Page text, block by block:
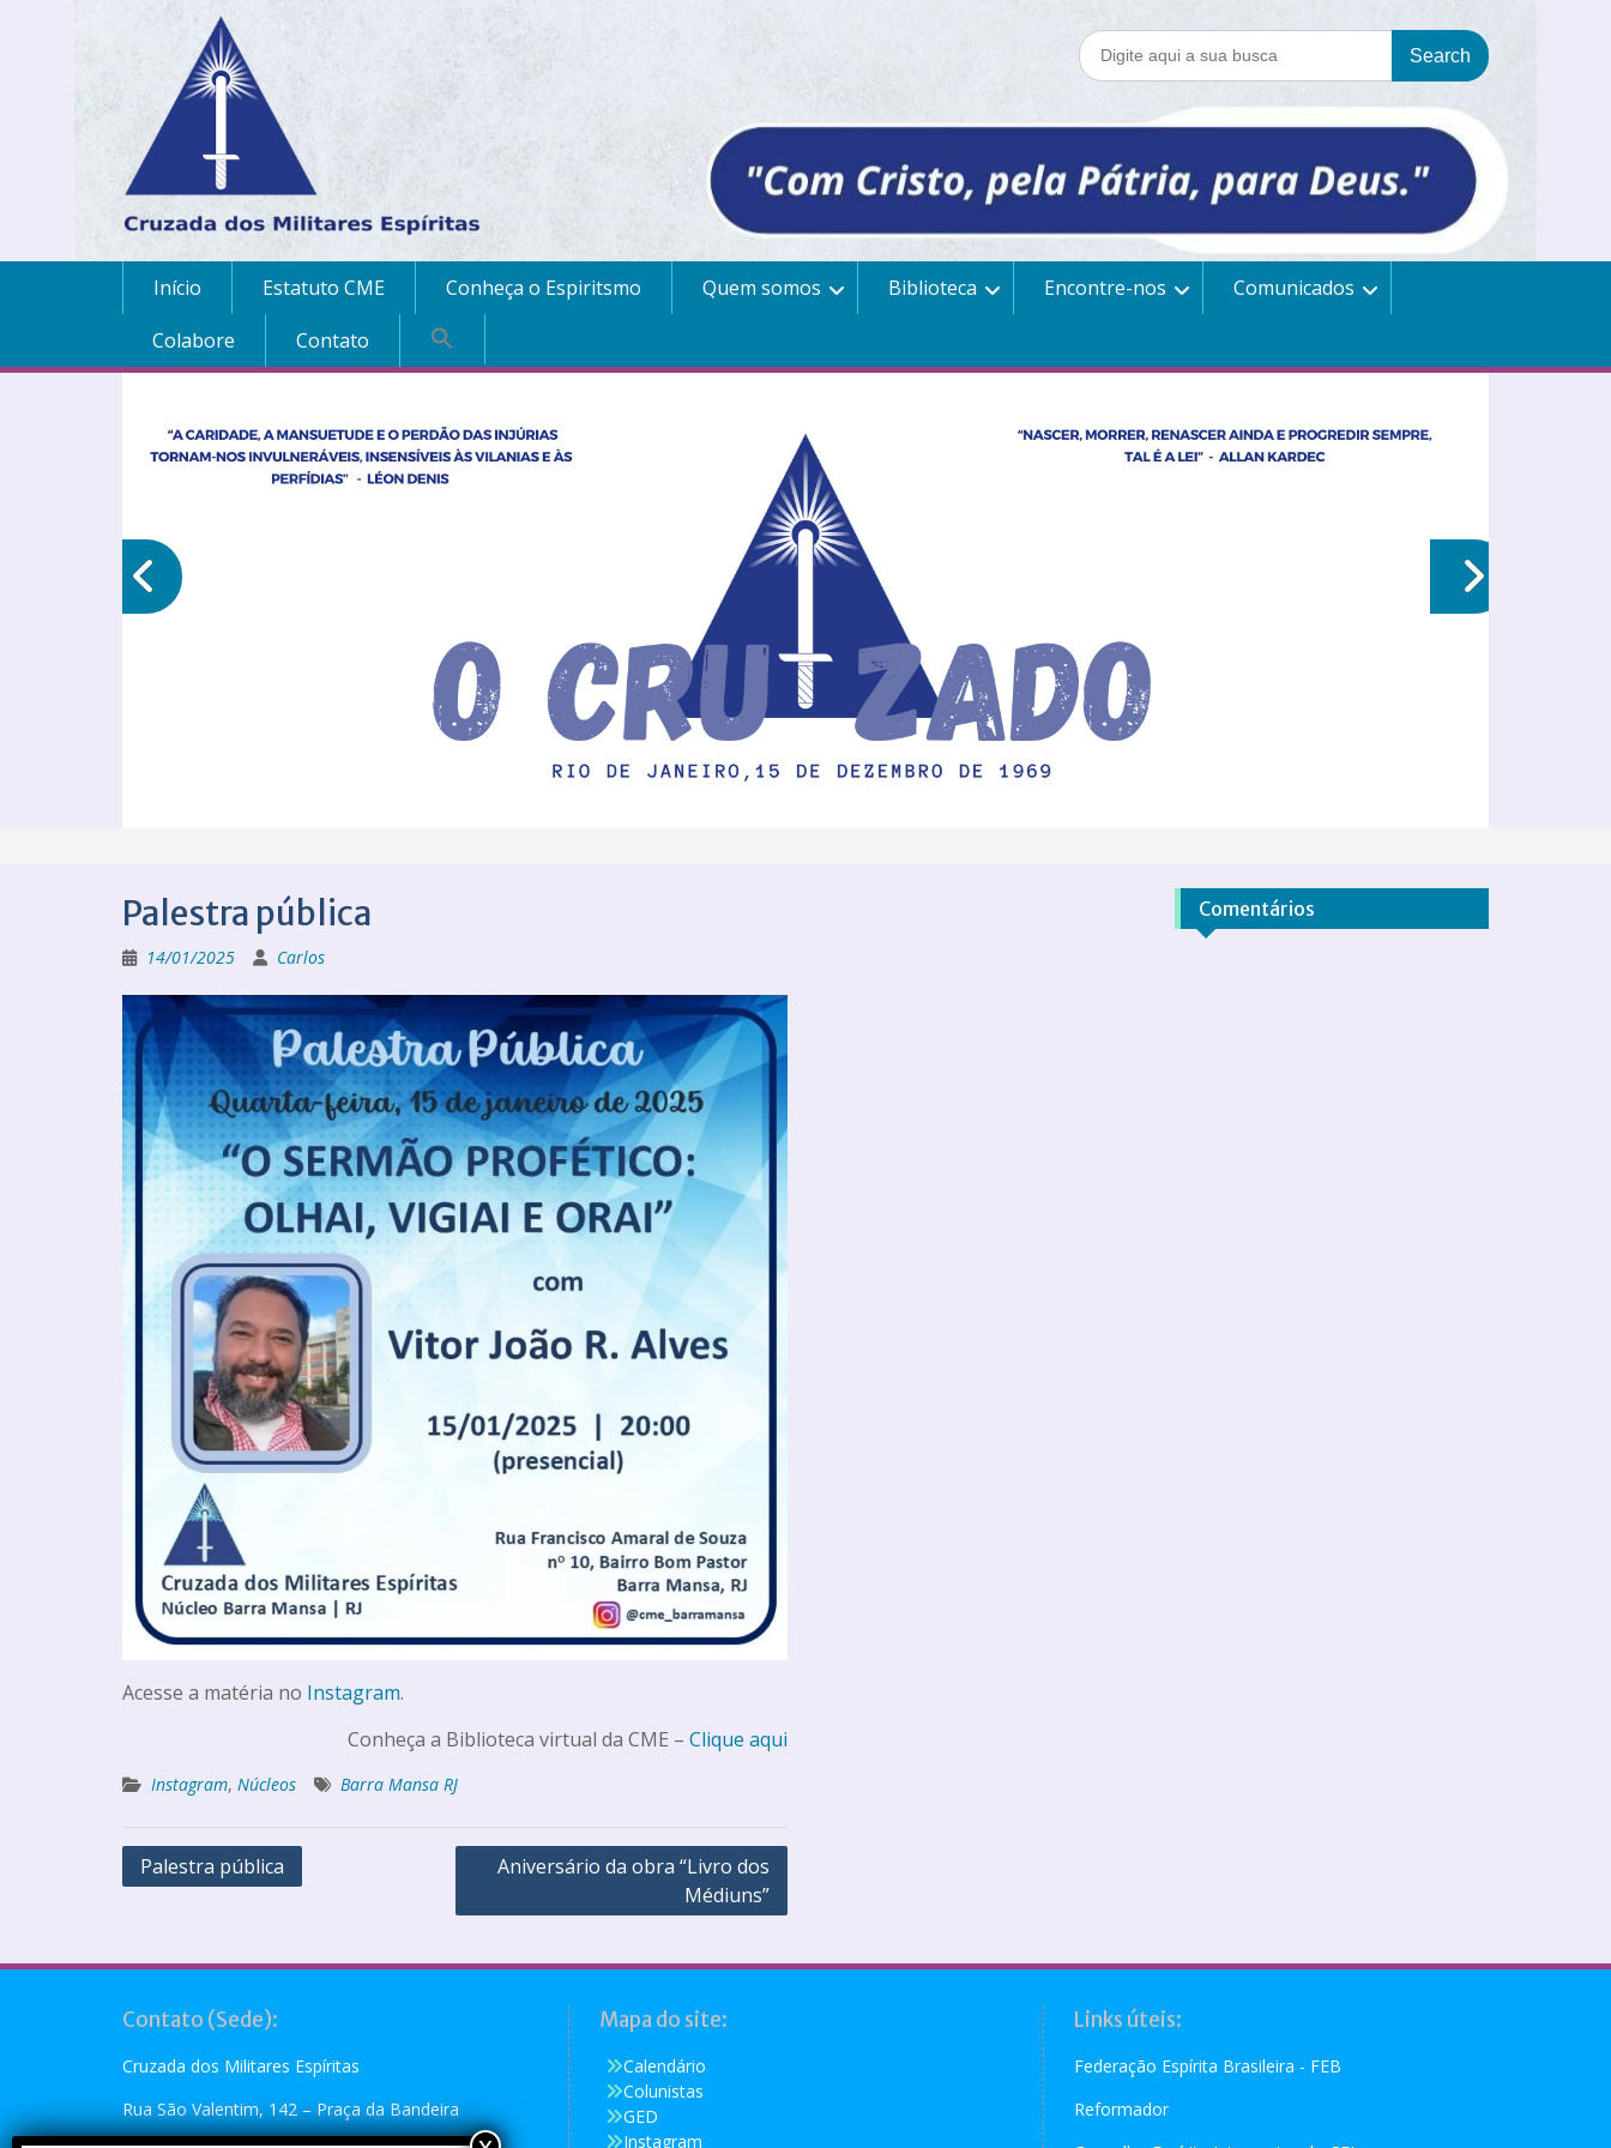
Início Estatuto CME Conheça o Espiritsmo Quem somos Biblioteca Encontre-nos
Comunicados
Colabore
Contato
Palestra pública
14/01/2025 Carlos
Acesse a matéria no Instagram.
Conheça a Biblioteca virtual da CME – Clique aqui
Instagram, Núcleos Barra Mansa RJ
Palestra pública
Aniversário da obra “Livro dos
Médiuns”
Comentários
Contato (Sede):
Cruzada dos Militares Espíritas
Rua São Valentim, 142 – Praça da Bandeira
Mapa do site:
Calendário
Colunistas
GED
Instagram
Links úteis:
Federação Espírita Brasileira - FEB
Reformador